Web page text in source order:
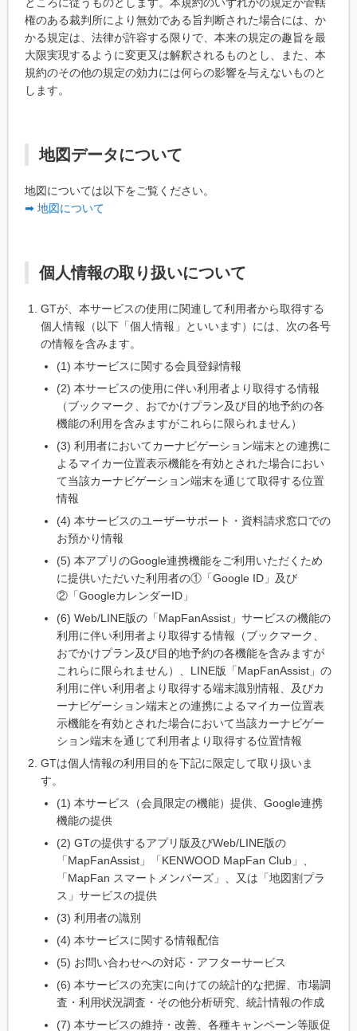
権のある裁判所により無効である旨判断された場合には、か
かる規定は、法律が許容する限りで、本来の規定の趣旨を最
大限実現するように変更又は解釈されるものとし、また、本
規約のその他の規定の効力には何らの影響を与えないものと
します。
地図データについて
地図については以下をご覧ください。
➡ 地図について
個人情報の取り扱いについて
GTが、本サービスの使用に関連して利用者から取得する
個人情報（以下「個人情報」といいます）には、次の各号
の情報を含みます。
(1) 本サービスに関する会員登録情報
(2) 本サービスの使用に伴い利用者より取得する情報
（ブックマーク、おでかけプラン及び目的地予約の各
機能の利用を含みますがこれらに限られません）
(3) 利用者においてカーナビゲーション端末との連携に
よるマイカー位置表示機能を有効とされた場合におい
て当該カーナビゲーション端末を通じて取得する位置
情報
(4) 本サービスのユーザーサポート・資料請求窓口での
お預かり情報
(5) 本アプリのGoogle連携機能をご利用いただくため
に提供いただいた利用者の①「Google ID」及び
②「GoogleカレンダーID」
(6) Web/LINE版の「MapFanAssist」サービスの機能の
利用に伴い利用者より取得する情報（ブックマーク、
おでかけプラン及び目的地予約の各機能を含みますが
これらに限られません）、LINE版「MapFanAssist」の
利用に伴い利用者より取得する端末識別情報、及びカ
ーナビゲーション端末との連携によるマイカー位置表
示機能を有効とされた場合において当該カーナビゲー
ション端末を通じて利用者より取得する位置情報
GTは個人情報の利用目的を下記に限定して取り扱いま
す。
(1) 本サービス（会員限定の機能）提供、Google連携
機能の提供
(2) GTの提供するアプリ版及びWeb/LINE版の
「MapFanAssist」「KENWOOD MapFan Club」、
「MapFan スマートメンバーズ」、又は「地図割プラ
ス」サービスの提供
(3) 利用者の識別
(4) 本サービスに関する情報配信
(5) お問い合わせへの対応・アフターサービス
(6) 本サービスの充実に向けての統計的な把握、市場調
査・利用状況調査・その他分析研究、統計情報の作成
(7) 本サービスの維持・改善、各種キャンペーン等販促